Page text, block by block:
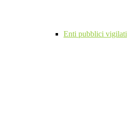
Enti pubblici vigilati